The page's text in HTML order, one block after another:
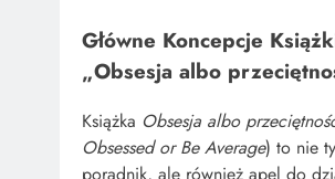
Główne Koncepcje
„Obsesja albo
Książka Obsesja albo
Obsessed or Be Average) to nie